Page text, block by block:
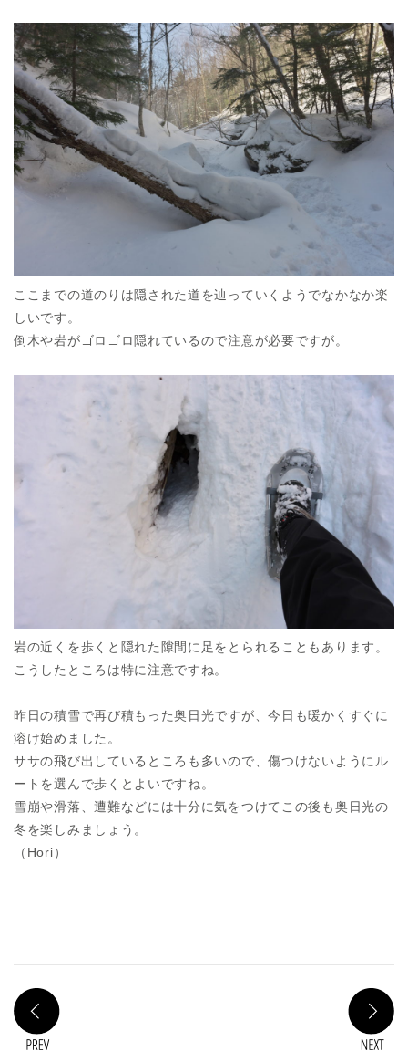
ここまでの道のりは隠された道を辿っていくようでなかなか楽
しいです。
倒木や岩がゴロゴロ隠れているので注意が必要ですが。
岩の近くを歩くと隠れた隙間に足をとられることもあります。
こうしたところは特に注意ですね。
昨日の積雪で再び積もった奥日光ですが、今日も暖かくすぐに
溶け始めました。
ササの飛び出しているところも多いので、傷つけないようにル
ートを選んで歩くとよいですね。
雪崩や滑落、遭難などには十分に気をつけてこの後も奥日光の
冬を楽しみましょう。
（Hori）